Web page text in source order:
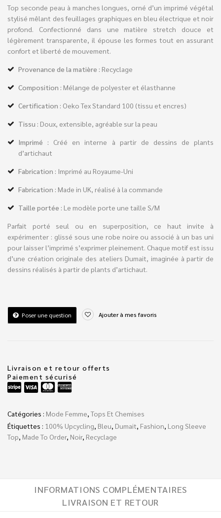
Top seconde peau à manches longues, orné d’un imprimé végétal
stylisé mêlant des feuillages graphiques en bleu électrique et noir
profond. Confectionné dans une matière stretch douce et
légèrement transparente, il épouse les formes tout en assurant
confort et liberté de mouvement.
Provenance de la matière : Recyclage
Composition : Mélange de polyester et élasthanne
Certification : Oeko Tex Standard 100 (tissu et encres)
Tissu : Doux, extensible, agréable sur la peau
Imprimé : Créé en interne à partir de dessins de plants
d’artichaut
Fabrication : Imprimé au Royaume-Uni
Fabrication : Made in UK, réalisé à la commande
Taille portée : Le modèle porte une taille S/M
Parfait porté seul ou en superposition, ce haut invite à
expérimenter : glissé sous une robe noire ou associé à un bas uni
pour laisser l’imprimé s’exprimer pleinement. Chaque motif est issu
d’une création originale des ateliers Dumait, imaginée à partir de
dessins réalisés à partir de plants d’artichaut.
Poser une question Ajouter à mes favoris
Livraison et retour offerts
Paiement sécurisé
Catégories : Mode Femme Tops Et Chemises
Étiquettes : 100% Upcycling Bleu Dumait Fashion Long Sleeve
Top Made To Order, Noir, Recyclage
INFORMATIONS COMPLÉMENTAIRES
LIVRAISON ET RETOUR